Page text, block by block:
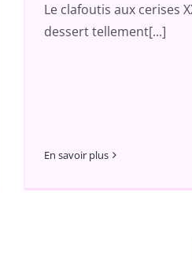
Le clafoutis aux cerises
dessert tellement[...]
En savoir plus